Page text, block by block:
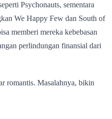
Psychonauts, sementara
We Happy Few dan South of
memberi mereka kebebasan
perlindungan finansial dari
romantis. Masalahnya, bikin